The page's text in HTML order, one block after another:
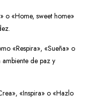
o «Home, sweet home»
«Respira», «Sueña» o
de paz y
«Inspira» o «Hazlo